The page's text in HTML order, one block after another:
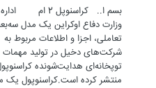
بسم ا.. کراسنوپل 2
وزارت دفاع اوکراین یک مدل
تعاملی، اجزا و اطلاعات مربوط به
شرکت‌های دخیل در تولید مهمات
منتشر کرده است.کراسنوپول یک